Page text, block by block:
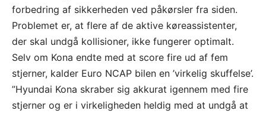
forbedring af sikkerheden ved påkørsler fra siden.
Problemet er, at flere af de aktive køreassistenter,
der skal undgå kollisioner, ikke fungerer optimalt.
Selv om Kona endte med at score fire ud af fem
stjerner, kalder Euro NCAP bilen en ’virkelig skuffelse’.
”Hyundai Kona skraber sig akkurat igennem med fire
stjerner og er i virkeligheden heldig med at undgå at